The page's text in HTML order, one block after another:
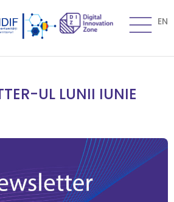
EN
UL LUNII IUNIE